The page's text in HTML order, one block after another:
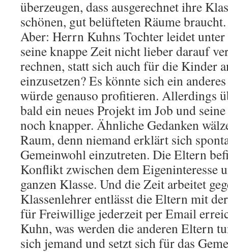
überzeugen, dass ausgerechnet ihre
schönen, gut belüfteten Räume
Aber: Herrn Kuhns Tochter leidet
seine knappe Zeit nicht lieber darauf
rechnen, statt sich auch für die Kinder
einzusetzen? Es könnte sich ein
würde genauso profitieren. Allerdings
bald ein neues Projekt im Job und
noch knapper. Ähnliche Gedanken
Raum, denn niemand erklärt sich
Gemeinwohl einzutreten. Die Eltern
Konflikt zwischen dem Eigeninteresse
ganzen Klasse. Und die Zeit arbeitet
Klassenlehrer entlässt die Eltern mit
für Freiwillige jederzeit per Email
Kuhn, was werden die anderen Eltern
sich jemand und setzt sich für das